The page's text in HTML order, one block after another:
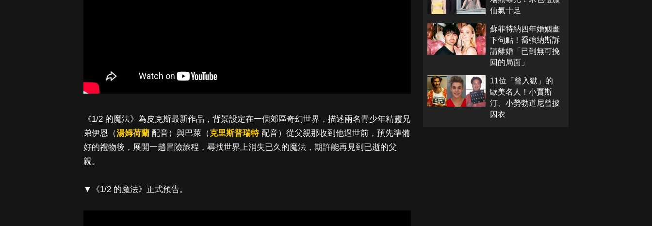
《1/2 的魔法》為皮克斯最新作品，背景設定在一個郊區奇幻世界，描述兩名青少年精靈兄
弟伊恩（湯姆荷蘭 配音）與巴萊（克里斯普瑞特配音）從父親那收到他過世前，預先準備
好的禮物後，展開一趟冒險旅程，尋找世界上消失已久的魔法，期許能再見到已逝的父
親。
▼《1/2 的魔法》正式預告。
仙氣十足
蘇菲特納四年婚姻畫
下句點！喬強納斯訴
請離婚「已到無可挽
回的局面」
11位「曾入獄」的
歐美名人！小賈斯
汀、小勞勃道尼曾披
囚衣